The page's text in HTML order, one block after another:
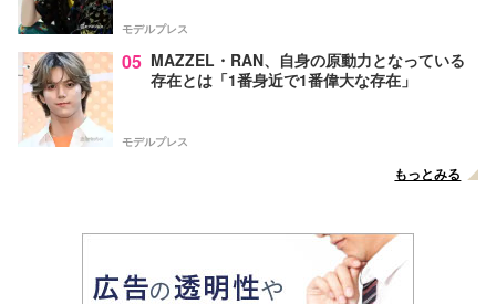
モデルプレス
05 MAZZEL・RAN、自身の原動力となっている
存在とは「1番身近で1番偉大な存在」
モデルプレス
もっとみる